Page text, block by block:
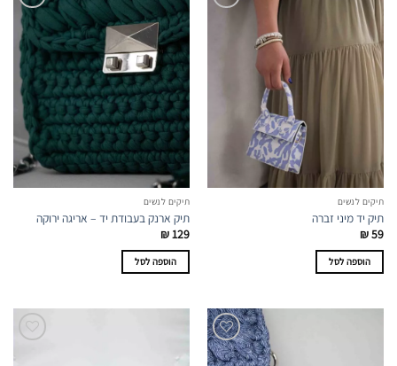
תיקים לנשים
תיק יד מיני זברה
₪59
הוספה לסל
תיקים לנשים
תיק ארנק בעבודת יד – אריגה ירוקה
₪129
הוספה לסל